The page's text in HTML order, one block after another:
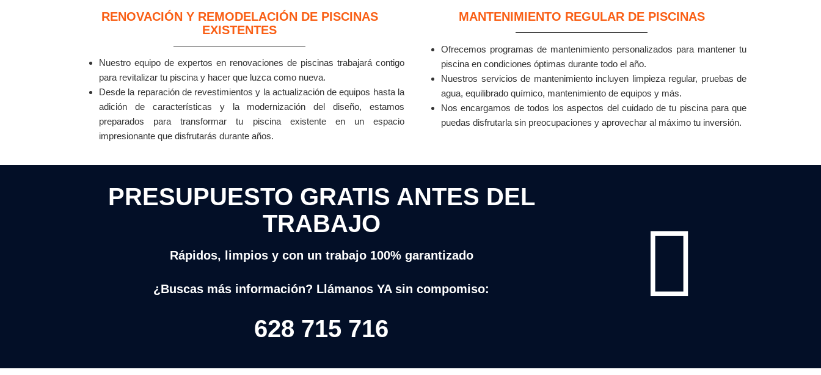
RENOVACIÓN Y REMODELACIÓN DE PISCINAS
EXISTENTES
Nuestro equipo de expertos en renovaciones de piscinas trabajará contigo
para revitalizar tu piscina y hacer que luzca como nueva.
Desde la reparación de revestimientos y la actualización de equipos hasta la
adición de características y la modernización del diseño, estamos
preparados para transformar tu piscina existente en un espacio
impresionante que disfrutarás durante años.
MANTENIMIENTO REGULAR DE PISCINAS
Ofrecemos programas de mantenimiento personalizados para mantener tu
piscina en condiciones óptimas durante todo el año.
Nuestros servicios de mantenimiento incluyen limpieza regular, pruebas de
agua, equilibrado químico, mantenimiento de equipos y más.
Nos encargamos de todos los aspectos del cuidado de tu piscina para que
puedas disfrutarla sin preocupaciones y aprovechar al máximo tu inversión.
PRESUPUESTO GRATIS ANTES DEL
TRABAJO
Rápidos, limpios y con un trabajo 100% garantizado
¿Buscas más información? Llámanos YA sin compomiso:
628 715 716